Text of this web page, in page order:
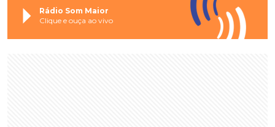
Rádio Som Maior
Clique e ouça ao vivo